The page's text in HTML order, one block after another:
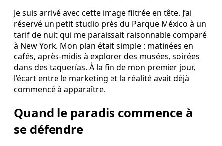
Je suis arrivé avec cette image filtrée en tête. J’ai
réservé un petit studio près du Parque México à un
tarif de nuit qui me paraissait raisonnable comparé
à New York. Mon plan était simple : matinées en
cafés, après-midis à explorer des musées, soirées
dans des taquerías. À la fin de mon premier jour,
l’écart entre le marketing et la réalité avait déjà
commencé à apparaître.
Quand le paradis commence à
se défendre